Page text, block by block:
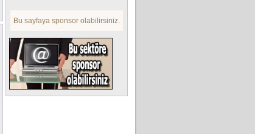
Bu sayfaya sponsor olabilirsiniz.